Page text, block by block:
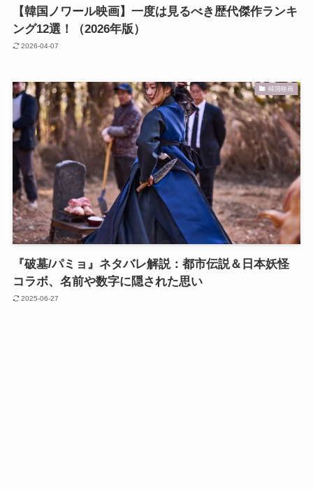
【韓国ノワール映画】一度は見るべき歴代傑作ランキ
ング12選！（2026年版）
2026-04-07
韓国映画
『破墓/パミョ』ネタバレ解説：都市伝説＆日本妖怪
コラボ、名前や数字に隠された思い
2025-06-27